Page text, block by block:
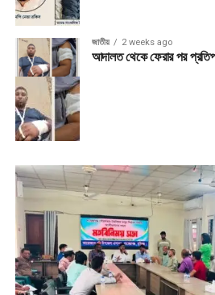
জাতীয় 2 weeks ago
আদালত থেকে ফেরার পর